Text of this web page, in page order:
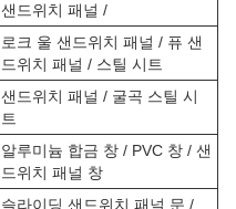
샌드위치 패널 /
로크 울 샌드위치 패널 / 퓨 샌
드위치 패널 / 스틸 시트
샌드위치 패널 / 굴곡 스틸 시
트
알루미늄 합금 창 / PVC 창 / 샌
드위치 패널 창
슬라이딩 샌드위치 패널 문 /